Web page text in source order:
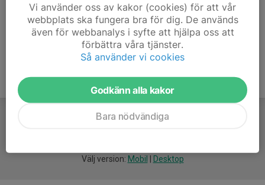
Välj version: Mobil Desktop
Vi använder oss av kakor (cookies) för att vår
webbplats ska fungera bra för dig. De används
även för webbanalys i syfte att hjälpa oss att
förbättra våra tjänster.
Så använder vi cookies
Godkänn alla kakor
Bara nödvändiga